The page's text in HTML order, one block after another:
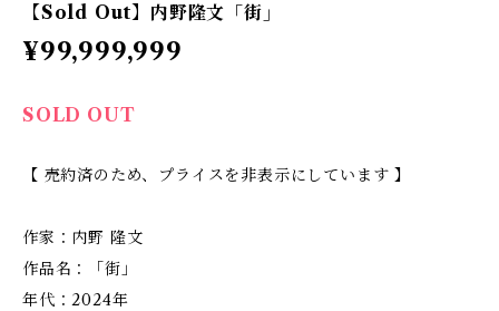
【Sold Out】内野隆文「街」
¥99,999,999
SOLD OUT
【 売約済のため、プライスを非表示にしています 】
作家：内野 隆文
作品名：「街」
年代：2024年